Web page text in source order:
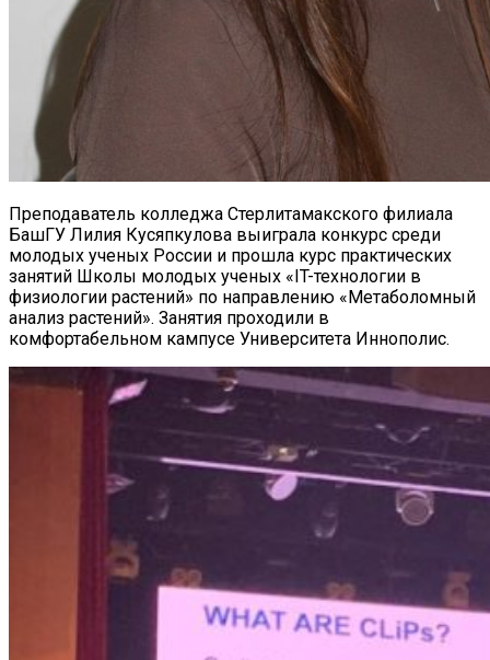
Преподаватель колледжа Стерлитамакского филиала
БашГУ Лилия Кусяпкулова выиграла конкурс среди
молодых ученых России и прошла курс практических
занятий Школы молодых ученых «IT-технологии в
физиологии растений» по направлению «Метаболомный
анализ растений». Занятия проходили в
комфортабельном кампусе Университета Иннополис.